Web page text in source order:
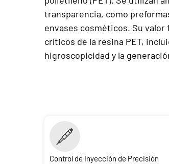
transparencia, como
envases cosméticos. Su
críticos de la resina PET,
higroscopicidad y la
Control de Inyección de Precisión